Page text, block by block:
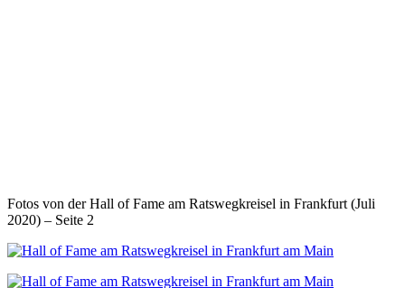
Fotos von der Hall of Fame am Ratswegkreisel in Frankfurt (Juli
2020) – Seite 2